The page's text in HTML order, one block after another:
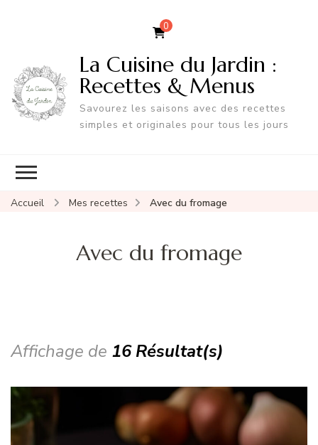
0
La Cuisine du Jardin :
Recettes & Menus
Savourez les saisons avec des recettes
simples et originales pour tous les jours
Accueil Mes recettes Avec du fromage
Avec du fromage
Affichage de 16 Résultat(s)